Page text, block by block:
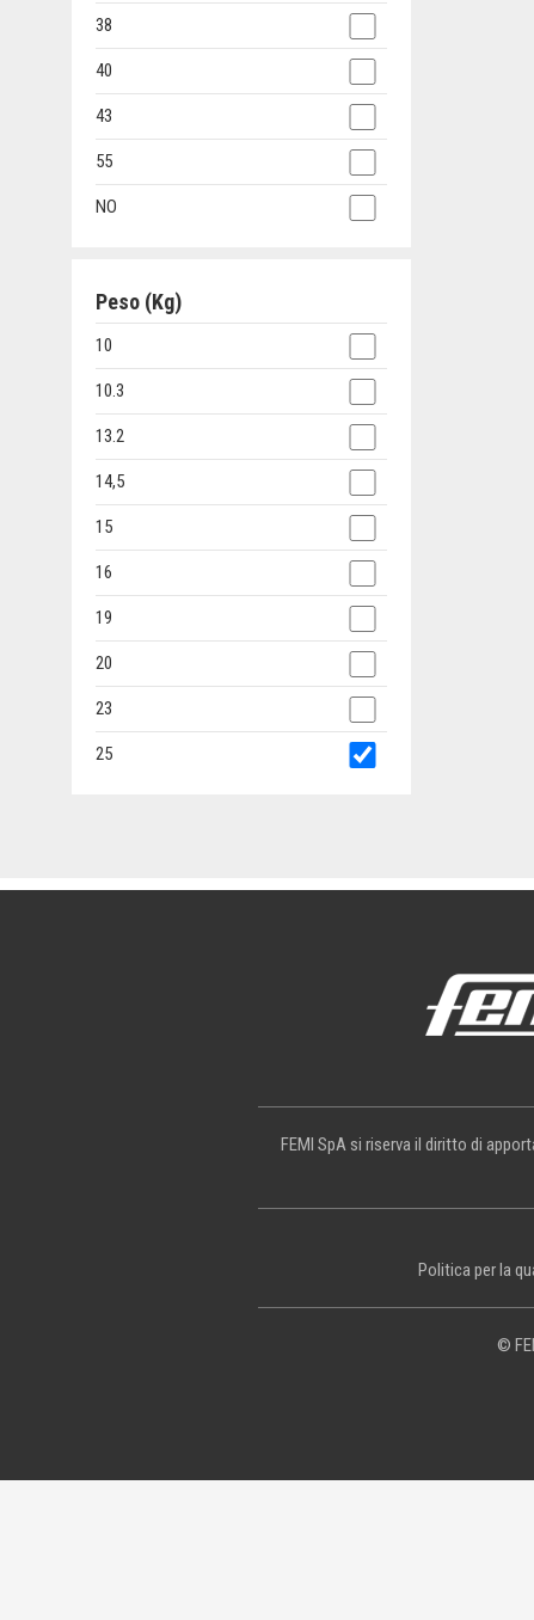
38
40
43
55
NO
Peso (Kg)
10
10.3
13.2
14,5
15
16
19
20
23
25
FEMI SpA si riserva il diritto di
Politica per la
©